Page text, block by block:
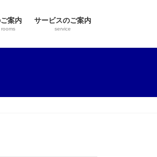
案内 サービスのご案内
service